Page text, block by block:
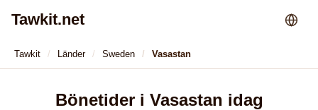
Tawkit.net
Tawkit Länder Sweden Vasastan
Bönetider i Vasastan idag